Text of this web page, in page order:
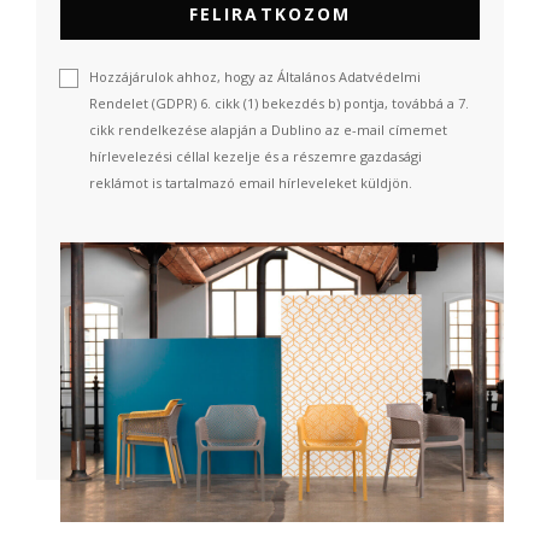
FELIRATKOZOM
Hozzájárulok ahhoz, hogy az Általános Adatvédelmi
Rendelet (GDPR) 6. cikk (1) bekezdés b) pontja, továbbá a 7.
cikk rendelkezése alapján a Dublino az e-mail címemet
hírlevelezési céllal kezelje és a részemre gazdasági
reklámot is tartalmazó email hírleveleket küldjön.